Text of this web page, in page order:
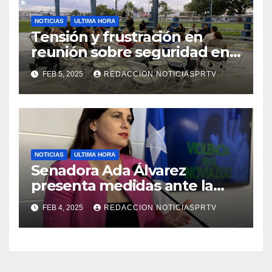
NOTICIAS ULTIMA HORA
Tensión y frustración en
reunión sobre seguridad en
Reparto Metropolitano
FEB 5, 2025 REDACCION NOTICIASPRTV
NOTICIAS ULTIMA HORA
Senadora Ada Álvarez
presenta medidas ante la
violencia en el noviazgo
FEB 4, 2025 REDACCION NOTICIASPRTV